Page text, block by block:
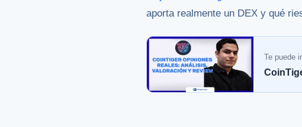
aporta realmente un DEX y qué
Te puede